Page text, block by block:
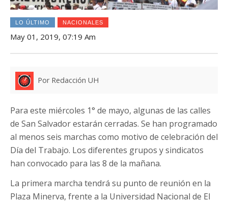
LO ÚLTIMO NACIONALES
May 01, 2019, 07:19 Am
Por Redacción UH
Para este miércoles 1° de mayo, algunas de las calles
de San Salvador estarán cerradas. Se han programado
al menos seis marchas como motivo de celebración del
Día del Trabajo. Los diferentes grupos y sindicatos
han convocado para las 8 de la mañana.
La primera marcha tendrá su punto de reunión en la
Plaza Minerva, frente a la Universidad Nacional de El